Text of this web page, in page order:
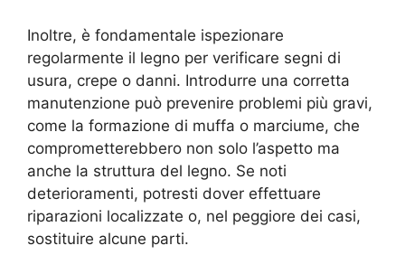
Inoltre, è fondamentale ispezionare
regolarmente il legno per verificare segni di
usura, crepe o danni. Introdurre una corretta
manutenzione può prevenire problemi più gravi,
come la formazione di muffa o marciume, che
comprometterebbero non solo l’aspetto ma
anche la struttura del legno. Se noti
deterioramenti, potresti dover effettuare
riparazioni localizzate o, nel peggiore dei casi,
sostituire alcune parti.